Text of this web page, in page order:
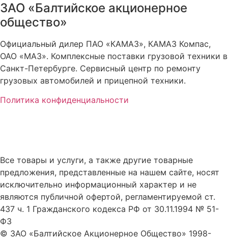
ЗАО «Балтийское акционерное
общество»
Официальный дилер ПАО «КАМАЗ», КАМАЗ Компас,
ОАО «МАЗ». Комплексные поставки грузовой техники в
Санкт-Петербурге. Сервисный центр по ремонту
грузовых автомобилей и прицепной техники.
Политика конфиденциальности
Все товары и услуги, а также другие товарные
предложения, представленные на нашем сайте, носят
исключительно информационный характер и не
являются публичной офертой, регламентируемой ст.
437 ч. 1 Гражданского кодекса РФ от 30.11.1994 № 51-
ФЗ
© ЗАО «Балтийское Акционерное Общество» 1998-